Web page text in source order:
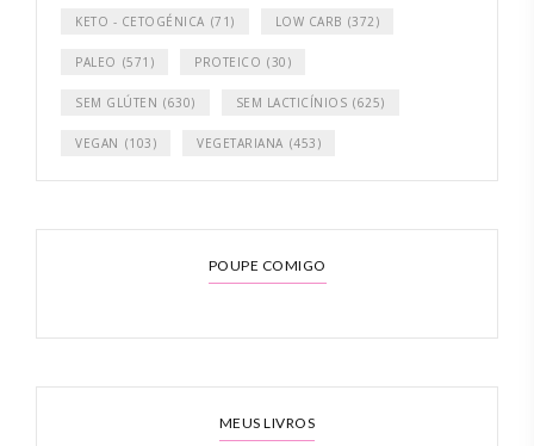
KETO - CETOGÉNICA (71) LOW CARB (372)
PALEO (571) PROTEICO (30)
SEM GLÚTEN (630) SEM LACTICÍNIOS (625)
VEGAN (103) VEGETARIANA (453)
POUPE COMIGO
MEUS LIVROS